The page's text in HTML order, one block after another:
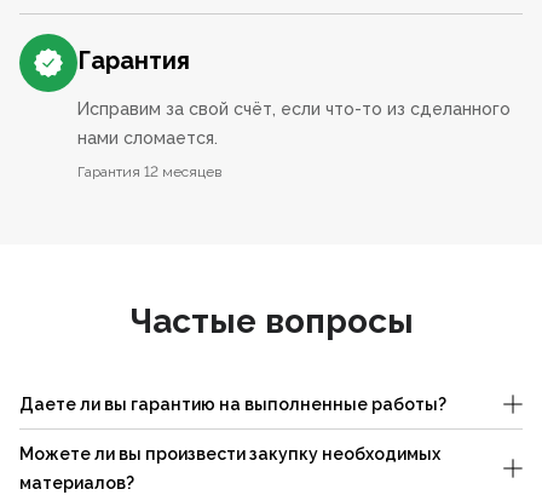
Гарантия
Исправим за свой счёт, если что-то из сделанного
нами сломается.
Гарантия 12 месяцев
Частые вопросы
Даете ли вы гарантию на выполненные работы?
Можете ли вы произвести закупку необходимых
материалов?